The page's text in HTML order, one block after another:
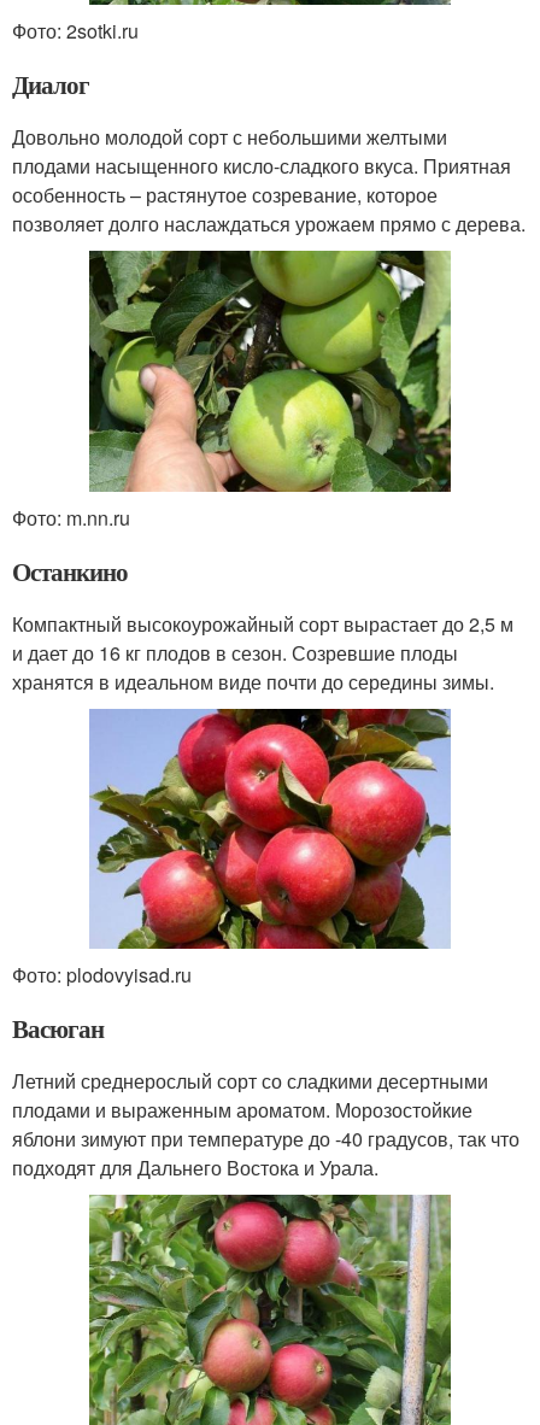
Фото: 2sotki.ru
Диалог
Довольно молодой сорт с небольшими желтыми
плодами насыщенного кисло-сладкого вкуса. Приятная
особенность – растянутое созревание, которое
позволяет долго наслаждаться урожаем прямо с дерева.
Фото: m.nn.ru
Останкино
Компактный высокоурожайный сорт вырастает до 2,5 м
и дает до 16 кг плодов в сезон. Созревшие плоды
хранятся в идеальном виде почти до середины зимы.
Фото: plodovyisad.ru
Васюган
Летний среднерослый сорт со сладкими десертными
плодами и выраженным ароматом. Морозостойкие
яблони зимуют при температуре до -40 градусов, так что
подходят для Дальнего Востока и Урала.